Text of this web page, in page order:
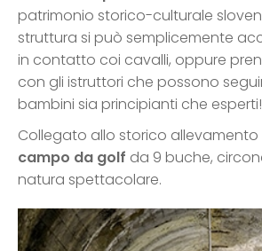
patrimonio storico-culturale
struttura si può semplicemente
in contatto coi cavalli, oppure
con gli istruttori che possono
bambini sia principianti che esperti!
Collegato allo storico allevamento
campo da golf da 9 buche,
natura spettacolare.